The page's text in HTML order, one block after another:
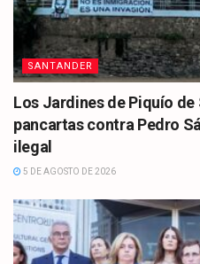
SANTANDER
Los Jardines de Piquío
pancartas contra Pedro
ilegal
5 DE AGOSTO DE 2026